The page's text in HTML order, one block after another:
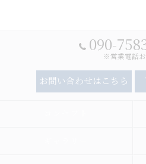
090-
※営業電話お
お問い合わせはこちら